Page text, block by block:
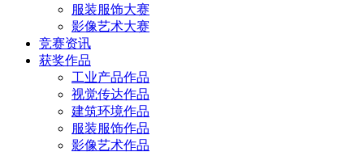
服装服饰大赛
影像艺术大赛
竞赛资讯
获奖作品
工业产品作品
视觉传达作品
建筑环境作品
服装服饰作品
影像艺术作品